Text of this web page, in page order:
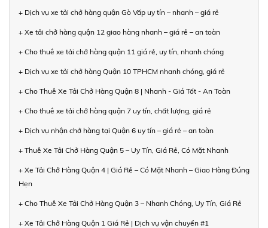
+ Dịch vụ xe tải chở hàng quận Gò Vấp uy tín – nhanh – giá rẻ
+ Xe tải chở hàng quận 12 giao hàng nhanh – giá rẻ – an toàn
+ Cho thuê xe tải chở hàng quận 11 giá rẻ, uy tín, nhanh chóng
+ Dịch vụ xe tải chở hàng Quận 10 TPHCM nhanh chóng, giá rẻ
+ Cho Thuê Xe Tải Chở Hàng Quận 8 | Nhanh - Giá Tốt - An Toàn
+ Cho thuê xe tải chở hàng quận 7 uy tín, chất lượng, giá rẻ
+ Dịch vụ nhận chở hàng tại Quận 6 uy tín – giá rẻ – an toàn
+ Thuê Xe Tải Chở Hàng Quận 5 – Uy Tín, Giá Rẻ, Có Mặt Nhanh
+ Xe Tải Chở Hàng Quận 4 | Giá Rẻ – Có Mặt Nhanh – Giao Hàng Đúng
Hẹn
+ Cho Thuê Xe Tải Chở Hàng Quận 3 – Nhanh Chóng, Uy Tín, Giá Rẻ
+ Xe Tải Chở Hàng Quận 1 Giá Rẻ | Dịch vụ vận chuyển #1